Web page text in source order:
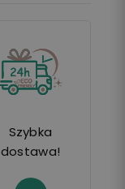
Szybka
dostawa!